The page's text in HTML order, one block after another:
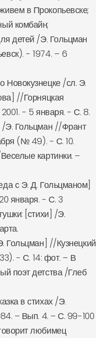
в Прокопьевске;
комбайн;
детей /Э. Гольцман
- 1974. – 6
Новокузнецке /сл. Э.
//Горняцкая
- 5 января. - С. 8.
/Э. Гольцман //Франт
(№ 49). - С. 10.
картинки. –
с Э. Д. Гольцманом]
января. - С. 3
[стихи] /Э.
Гольцман] //Кузнецкий
- С. 14: фот. – В
поэт детства /Глеб
в стихах /Э.
– Вып. 4. – С. 99-100
любимец